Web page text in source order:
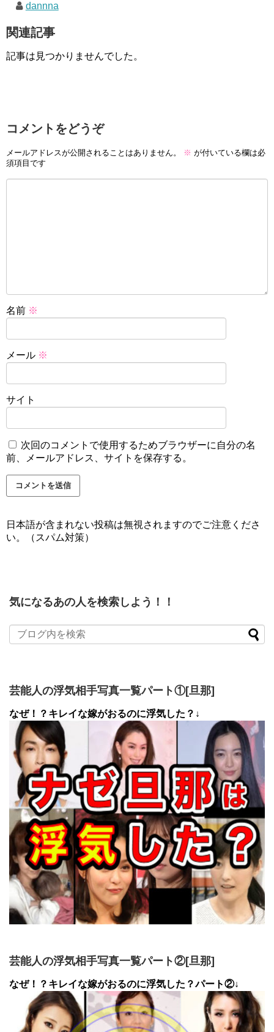
dannna
関連記事
記事は見つかりませんでした。
コメントをどうぞ
メールアドレスが公開されることはありません。 ※ が付いている欄は必
須項目です
名前 ※
メール ※
サイト
次回のコメントで使用するためブラウザーに自分の名
前、メールアドレス、サイトを保存する。
日本語が含まれない投稿は無視されますのでご注意くださ
い。（スパム対策）
気になるあの人を検索しよう！！
芸能人の浮気相手写真一覧パート①[旦那]
なぜ！？キレイな嫁がおるのに浮気した？↓
芸能人の浮気相手写真一覧パート②[旦那]
なぜ！？キレイな嫁がおるのに浮気した？パート②↓